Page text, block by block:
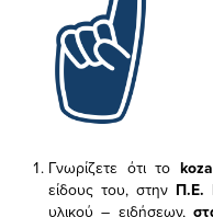
Γνωρίζετε ότι το
είδους του, στην Π.Ε.
υλικού – ειδήσεων,